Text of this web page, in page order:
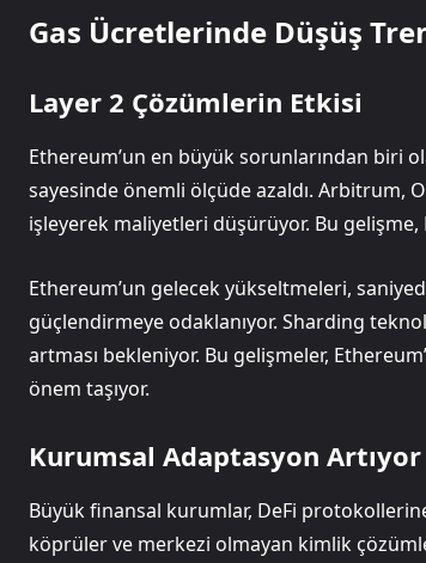
Gas Ücretlerinde Düşüş
Layer 2 Çözümlerin Etkisi
Ethereum’un en büyük sorunlarından biri
sayesinde önemli ölçüde azaldı. Arbitrum,
işleyerek maliyetleri düşürüyor. Bu gelişme,
Ethereum’un gelecek yükseltmeleri,
güçlendirmeye odaklanıyor. Sharding
artması bekleniyor. Bu gelişmeler,
önem taşıyor.
Kurumsal Adaptasyon Artıyor
Büyük finansal kurumlar, DeFi
köprüler ve merkezi olmayan kimlik